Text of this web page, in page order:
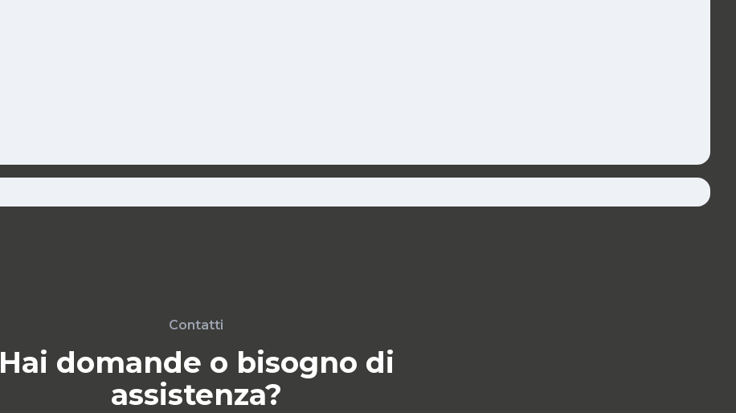
Contatti
Hai domande o bisogno di
assistenza?